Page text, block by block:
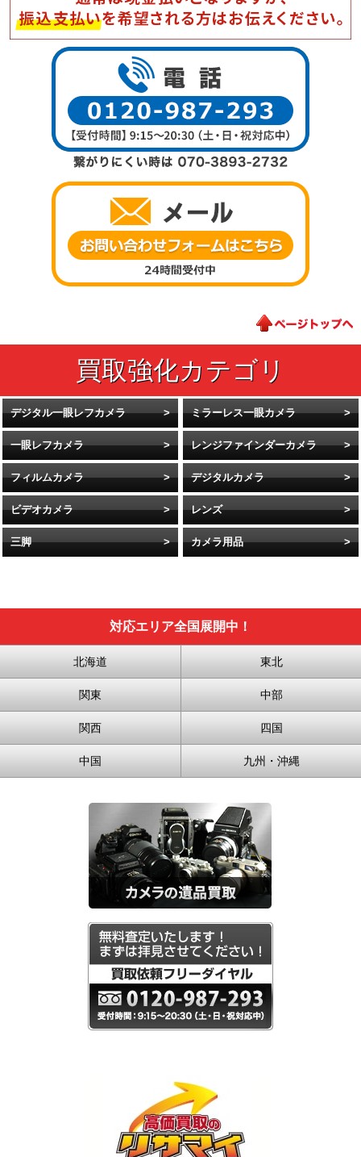
デジタル一眼レフカメラ ミラーレス一眼カメラ
一眼レフカメラ レンジファインダーカメラ
フィルムカメラ デジタルカメラ
ビデオカメラ レンズ
三脚 カメラ用品
対応エリア全国展開中！
北海道 東北
関東 中部
関西 四国
中国 九州・沖縄